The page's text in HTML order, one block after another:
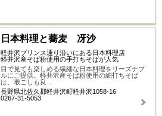
日本料理と蕎麦 冴沙
軽井沢プリンス通り沿いにある日本料理店
軽井沢産そば粉使用の手打ちそばが人気
目で見ても楽しめる繊細な日本料理をリーズナブ
ルにご提供。軽井沢産そば粉使用の細打ちそば
は、喉ごしも良…
長野県北佐久郡軽井沢町軽井沢1058-16
0267-31-5053